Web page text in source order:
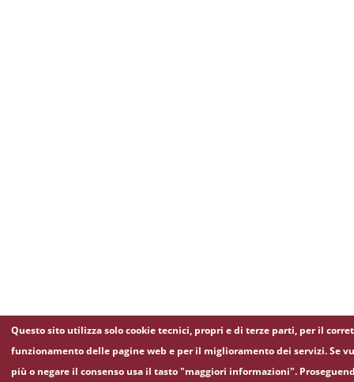
Questo sito utilizza solo cookie tecnici, propri e di terze parti, per il
funzionamento delle pagine web e per il miglioramento dei servizi. Se
più o negare il consenso usa il tasto "maggiori informazioni".